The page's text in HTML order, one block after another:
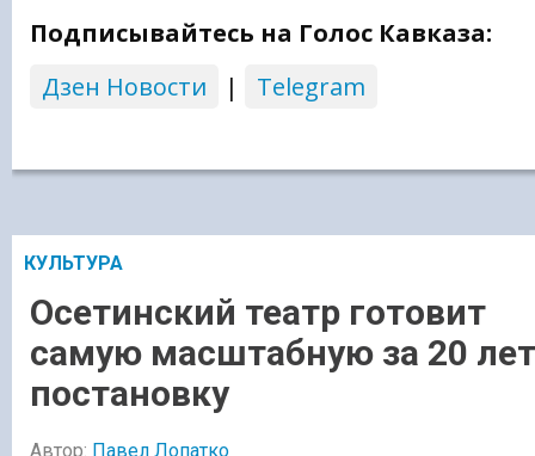
Подписывайтесь на Голос Кавказа:
Дзен Новости
| Telegram
КУЛЬТУРА
Осетинский театр готовит
самую масштабную за 20 лет
постановку
Автор: Павел Лопатко